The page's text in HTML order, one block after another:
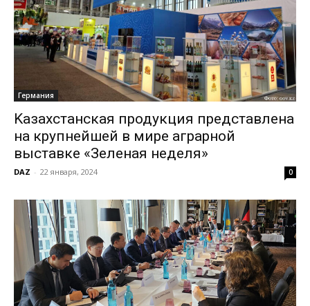
Германия
Kазахстанская продукция представлена
на крупнейшей в мире аграрной
выставке «Зеленая неделя»
DAZ - 22 января, 2024 0